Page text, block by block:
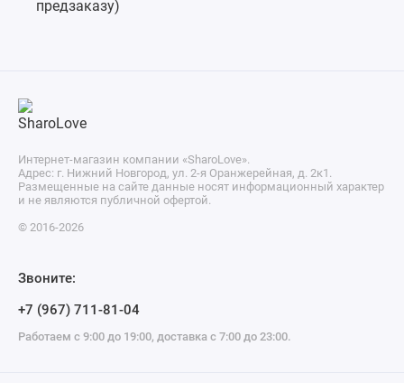
Интернет-магазин компании «SharoLove».
Адрес: г. Нижний Новгород, ул. 2-я Оранжерейная, д. 2к1.
Размещенные на сайте данные носят информационный характер
и не являются публичной офертой.
© 2016-2026
Звоните:
+7 (967) 711-81-04
Работаем с 9:00 до 19:00, доставка с 7:00 до 23:00.